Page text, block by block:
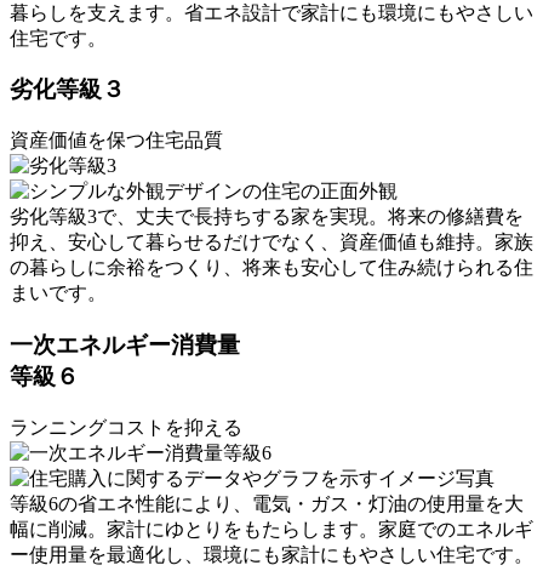
暮らしを支えます。省エネ設計で家計にも環境にもやさしい
住宅です。
劣化等級３
資産価値を保つ住宅品質
劣化等級3で、丈夫で長持ちする家を実現。将来の修繕費を
抑え、安心して暮らせるだけでなく、資産価値も維持。家族
の暮らしに余裕をつくり、将来も安心して住み続けられる住
まいです。
一次エネルギー消費量
等級６
ランニングコストを抑える
等級6の省エネ性能により、電気・ガス・灯油の使用量を大
幅に削減。家計にゆとりをもたらします。家庭でのエネルギ
ー使用量を最適化し、環境にも家計にもやさしい住宅です。